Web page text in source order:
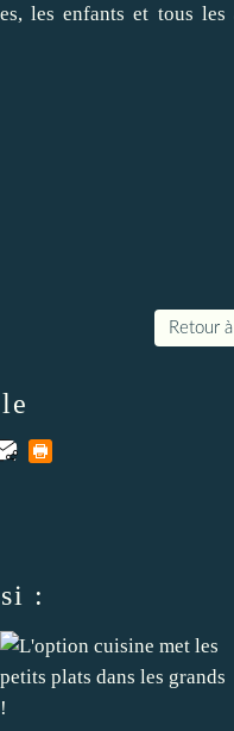
les enfants et tous
Retour
: